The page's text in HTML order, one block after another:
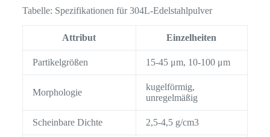
Tabelle: Spezifikationen für 304L-Edelstahlpulver
Attribut Einzelheiten
Partikelgrößen 15-45 μm, 10-100 μm
Morphologie
kugelförmig,
unregelmäßig
Scheinbare Dichte 2,5-4,5 g/cm3